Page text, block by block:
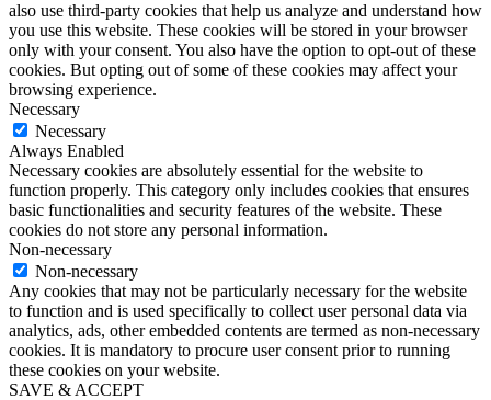
also use third-party cookies that help us analyze and understand how
you use this website. These cookies will be stored in your browser
only with your consent. You also have the option to opt-out of these
cookies. But opting out of some of these cookies may affect your
browsing experience.
Necessary
Necessary
Always Enabled
Necessary cookies are absolutely essential for the website to
function properly. This category only includes cookies that ensures
basic functionalities and security features of the website. These
cookies do not store any personal information.
Non-necessary
Non-necessary
Any cookies that may not be particularly necessary for the website
to function and is used specifically to collect user personal data via
analytics, ads, other embedded contents are termed as non-necessary
cookies. It is mandatory to procure user consent prior to running
these cookies on your website.
SAVE & ACCEPT